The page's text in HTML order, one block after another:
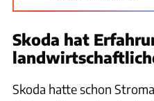
Skoda hat
Skoda hatte schon